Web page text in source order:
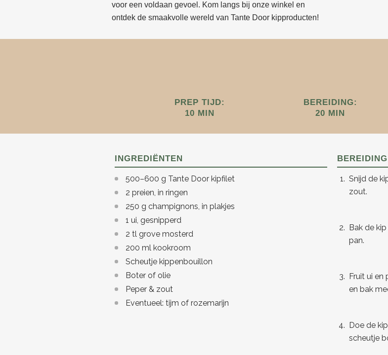
voor een voldaan gevoel. Kom langs bij onze winkel en
ontdek de smaakvolle wereld van Tante Door kipproducten!
PREP TIJD:
10 MIN
BEREIDING:
20 MIN
INGREDIËNTEN
500–600 g Tante Door kipfilet
2 preien, in ringen
250 g champignons, in plakjes
1 ui, gesnipperd
2 tl grove mosterd
200 ml kookroom
Scheutje kippenbouillon
Boter of olie
Peper & zout
Eventueel: tijm of rozemarijn
BEREIDING
Snijd de
zout.
Bak de
pan.
Fruit ui en
en bak
Doe de
scheutje